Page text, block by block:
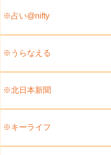
※占い@nifty
※うらなえる
※北日本新聞
※キーライフ